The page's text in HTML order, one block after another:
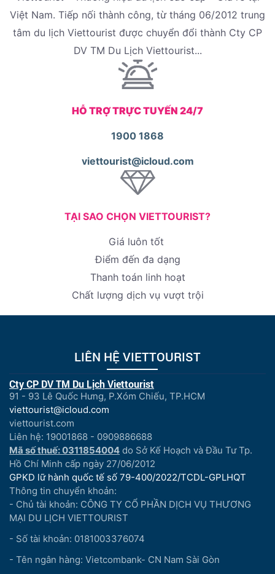
Việt Nam. Tiếp nối thành công, từ tháng 06/2012 trung
tâm du lịch Viettourist được chuyển đổi thành Cty CP
DV TM Du Lịch Viettourist...
HỖ TRỢ TRỰC TUYẾN 24/7
1900 1868
viettourist@icloud.com
TẠI SAO CHỌN VIETTOURIST?
Giá luôn tốt
Điểm đến đa dạng
Thanh toán linh hoạt
Chất lượng dịch vụ vượt trội
LIÊN HỆ VIETTOURIST
Cty CP DV TM Du Lịch Viettourist
91 - 93 Lê Quốc Hưng, P.Xóm Chiếu, TP.HCM
viettourist@icloud.com
viettourist.com
Liên hệ: 19001868 - 0909886688
Mã số thuế: 0311854004 do Sở Kế Hoạch và Đầu Tư Tp.
Hồ Chí Minh cấp ngày 27/06/2012
GPKD lữ hành quốc tế số 79-400/2022/TCDL-GPLHQT
Thông tin chuyển khoản:
- Chủ tài khoản: CÔNG TY CỔ PHẦN DỊCH VỤ THƯƠNG
MẠI DU LỊCH VIETTOURIST
- Số tài khoản: 0181003376074
- Tên ngân hàng: Vietcombank- CN Nam Sài Gòn